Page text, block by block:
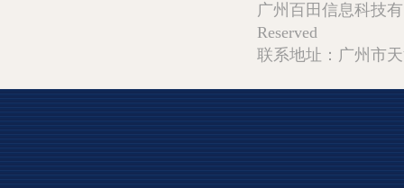
广州百田信息科技
Reserved
联系地址：广州市